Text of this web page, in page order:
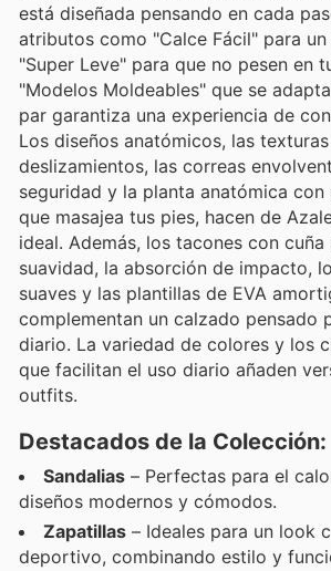
está diseñada pensando en cada
atributos como "Calce Fácil" para
"Super Leve" para que no pesen en
"Modelos Moldeables" que se
par garantiza una experiencia de
Los diseños anatómicos, las
deslizamientos, las correas
seguridad y la planta anatómica con
que masajea tus pies, hacen de
ideal. Además, los tacones con
suavidad, la absorción de impacto,
suaves y las plantillas de EVA
complementan un calzado pensado
diario. La variedad de colores y los
que facilitan el uso diario añaden
outfits.
Destacados de la Colección:
Sandalias – Perfectas para el
diseños modernos y cómodos.
Zapatillas – Ideales para un look
deportivo, combinando estilo y